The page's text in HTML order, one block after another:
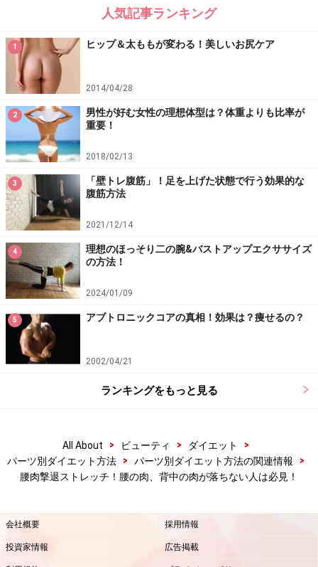
肩甲骨から腕を動かす！
■腰肉は腰椎を柔軟に動かそう！
腰椎とは簡単にいうと、背骨の下にある（お尻まで）5
つの骨をいいます。
この腰椎が固く動きが悪い状態だと、血流や代謝不良に
もつながるため、贅肉も付きやすくなりますし、腰痛持
ちの人も腰椎が固い傾向にあります。腰椎を柔軟に動か
すエクササイズを習慣にして、贅肉を落としやすく付き
にくくしていきます。
1. 膝裏を持ち、座骨だけでバランスをキープして体勢を
整えます。この状態から、おへそを後ろに引くようなイ
メージで腰椎にカーブをつくり、贅肉が付きやすい腰肉
の部分に刺激を与えます。
骨を下から伸ばしていきます。1⇔2の動きをゆっくり＆
バランスをとりながら10回程度繰り返します。
腰椎を動かして代謝アップ！
背肉は「肩甲骨」、腰肉は「腰椎」を意識して動かすこ
人気記事ランキング
1 ヒップ＆太ももが変わる！美しいお尻ケア
2014/04/28
2
男性が好む女性の理想体型は？体重よりも比率が
重要！
2018/02/13
3
「壁トレ腹筋」！足を上げた状態で行う効果的な
腹筋方法
2021/12/14
4
理想のほっそり二の腕&バストアップエクササイズ
の方法！
2024/01/09
5 アブトロニックコアの真相！効果は？痩せるの？
2002/04/21
ランキングをもっと見る
All About > ビューティ > ダイエット
>
パーツ別ダイエット方法
> パーツ別ダイエット方法の関連情報
>
腰肉撃退ストレッチ！腰の肉、背中の肉が落ちない人は必見！
会社概要 採用情報
投資家情報 広告掲載